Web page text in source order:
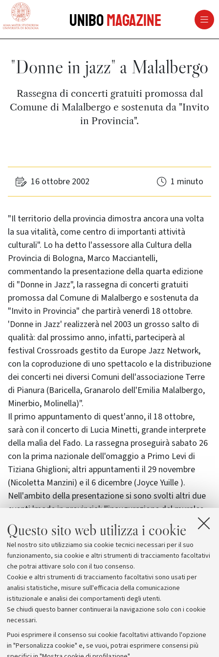
Questo sito web utilizza i cookie
Nel nostro sito utilizziamo sia cookie tecnici necessari per il suo
funzionamento, sia cookie e altri strumenti di tracciamento facoltativi
che potrai attivare solo con il tuo consenso.
Cookie e altri strumenti di tracciamento facoltativi sono usati per
analisi statistiche, misure sull'efficacia della comunicazione
istituzionale e analisi dei comportamenti degli utenti.
Se chiudi questo banner continuerai la navigazione solo con i cookie
necessari.
Puoi esprimere il consenso sui cookie facoltativi attivando l'opzione
in "Personalizza cookie" e, se vuoi, potrai esprimere consensi più
vai al contenuto della pagina
UniboMagazine
"Donne in jazz" a Malalbergo
Rassegna di concerti gratuiti promossa dal
Comune di Malalbergo e sostenuta da "Invito
in Provincia".
16 ottobre 2002 1 minuto
"Il territorio della provincia dimostra ancora una volta
la sua vitalità, come centro di importanti attività
culturali". Lo ha detto l'assessore alla Cultura della
Provincia di Bologna, Marco Macciantelli,
commentando la presentazione della quarta edizione
di "Donne in Jazz", la rassegna di concerti gratuiti
promossa dal Comune di Malalbergo e sostenuta da
"Invito in Provincia" che partirà venerdì 18 ottobre.
'Donne in Jazz' realizzerà nel 2003 un grosso salto di
qualità: dal prossimo anno, infatti, parteciperà al
festival Crossroads gestito da Europe Jazz Network,
con la coproduzione di uno spettacolo e la distribuzione
dei concerti nei diversi Comuni dell'associazione Terre
di Pianura (Baricella, Granarolo dell'Emilia Malalbergo,
Minerbio, Molinella)".
Il primo appuntamento di quest'anno, il 18 ottobre,
sarà con il concerto di Lucia Minetti, grande interprete
della malìa del Fado. La rassegna proseguirà sabato 26
con la prima nazionale dell'omaggio a Primo Levi di
Tiziana Ghiglioni; altri appuntamenti il 29 novembre
(Nicoletta Manzini) e il 6 dicembre (Joyce Yuille ).
Nell'ambito della presentazione si sono svolti altri due
eventi 'made in provincia': l'inaugurazione del murales
(da ora scenografia dell'Auditorium delle scuole luogo
dei concerti) e della mostra - che sarà replicata il 18 -
del fumettista pittore di Castenaso Fabrizio Fabbri; la
proiezione di "Bocca di Rosa" il 'corto' pluripremiato del
regista bolognese Riccardo Marchesini.
Archivio
Comunicati stampa